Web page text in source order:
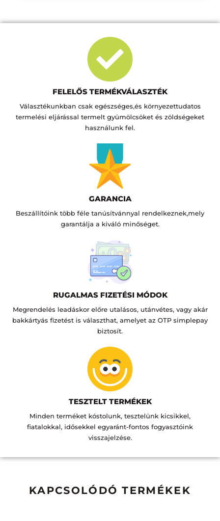
FELELŐS TERMÉKVÁLASZTÉK
Választékunkban csak egészséges,és környezettudatos
termelési eljárással termelt gyümölcsöket és zöldségeket
használunk fel.
GARANCIA
Beszállítóink több féle tanúsítvánnyal rendelkeznek,mely
garantálja a kiváló minőséget.
RUGALMAS FIZETÉSI MÓDOK
Megrendelés leadáskor előre utalásos, utánvétes, vagy akár
bakkártyás fizetést is választhat, amelyet az OTP simplepay
biztosít.
TESZTELT TERMÉKEK
Minden terméket kóstolunk, tesztelünk kicsikkel,
fiatalokkal, idősekkel egyaránt-fontos fogyasztóink
visszajelzése.
KAPCSOLÓDÓ TERMÉKEK